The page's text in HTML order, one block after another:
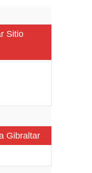
Sitio
Gibraltar